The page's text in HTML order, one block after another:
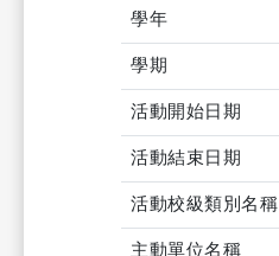
學年
學期
活動開始日期
活動結束日期
活動校級類別名稱
主動單位名稱